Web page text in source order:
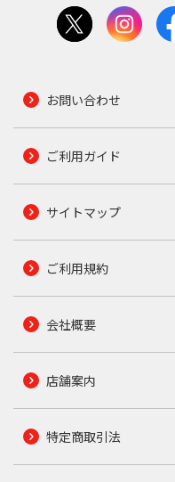
お問い合わせ
ご利用ガイド
サイトマップ
ご利用規約
会社概要
店舗案内
特定商取引法